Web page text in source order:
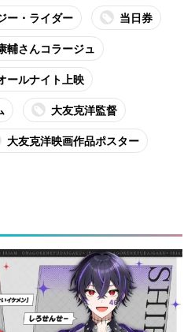
ー・ライダー 当日券
輔さんコラージュ
ールナイト上映
大友克洋監督
大友克洋映画作品ポスター